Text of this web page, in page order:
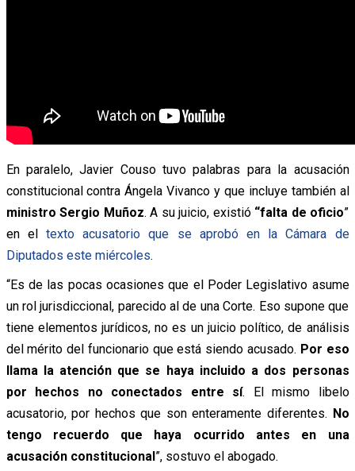
En paralelo, Javier Couso tuvo palabras para la acusación
constitucional contra Ángela Vivanco y que incluye también al
ministro Sergio Muñoz. A su juicio, existió “falta de oficio”
en el texto acusatorio que se aprobó en la Cámara de
Diputados este miércoles.
“Es de las pocas ocasiones que el Poder Legislativo asume
un rol jurisdiccional, parecido al de una Corte. Eso supone que
tiene elementos jurídicos, no es un juicio político, de análisis
del mérito del funcionario que está siendo acusado. Por eso
llama la atención que se haya incluido a dos personas
por hechos no conectados entre sí. El mismo libelo
acusatorio, por hechos que son enteramente diferentes. No
tengo recuerdo que haya ocurrido antes en una
acusación constitucional”, sostuvo el abogado.